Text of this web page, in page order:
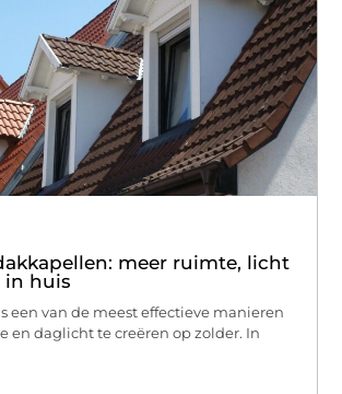
meer ruimte, licht
in huis
een van de meest effectieve manieren
en daglicht te creëren op zolder. In